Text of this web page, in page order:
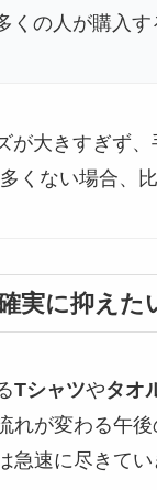
くの人が購入
が大きすぎず
くない場合、
実に抑えた
Tシャツやタオ
れが変わる午後
速に尽きてい